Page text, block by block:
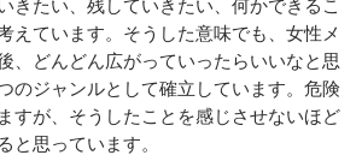
きたい、残していきたい、何かできるこ
えています。そうした意味でも、女性メ
、どんどん広がっていったらいいなと思
のジャンルとして確立しています。危険
すが、そうしたことを感じさせないほど
と思っています。